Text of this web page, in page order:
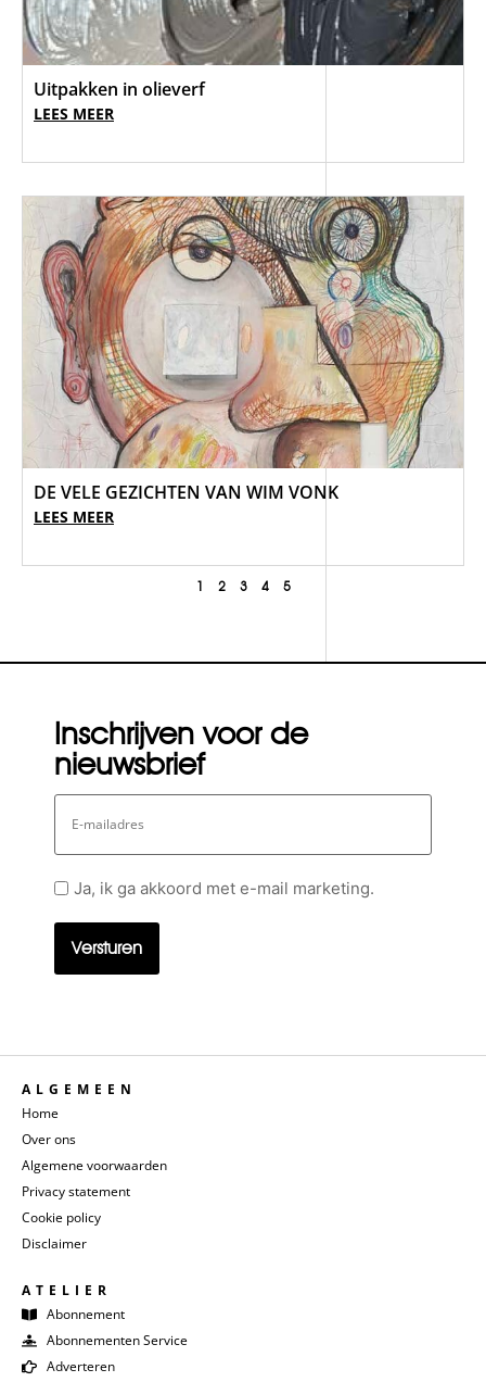
Uitpakken in olieverf
LEES MEER
DE VELE GEZICHTEN VAN WIM VONK
LEES MEER
1 2 3 4 5
Inschrijven voor de
nieuwsbrief
E-
mailadres
GeenJa, ik ga akkoord met e-mail marketing.
ALGEMEEN
Home
Over ons
Algemene voorwaarden
Privacy statement
Cookie policy
Disclaimer
ATELIER
Abonnement
Abonnementen Service
Adverteren